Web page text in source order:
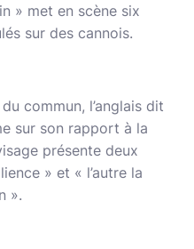
» met en scène six
sur des cannois.
commun, l’anglais dit
sur son rapport à la
présente deux
» et « l’autre la
».